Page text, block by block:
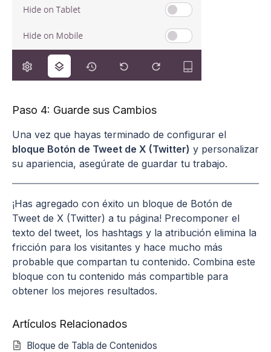
Paso 4: Guarde sus Cambios
Una vez que hayas terminado de configurar el
bloque Botón de Tweet de X (Twitter) y personalizar
su apariencia, asegúrate de guardar tu trabajo.
¡Has agregado con éxito un bloque de Botón de
Tweet de X (Twitter) a tu página! Precomponer el
texto del tweet, los hashtags y la atribución elimina la
fricción para los visitantes y hace mucho más
probable que compartan tu contenido. Combina este
bloque con tu contenido más compartible para
obtener los mejores resultados.
Artículos Relacionados
Bloque de Tabla de Contenidos